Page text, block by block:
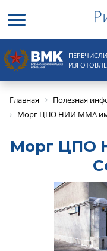
8
Главная Полезная
Морг ЦПО НИИ ММА
Морг ЦПО